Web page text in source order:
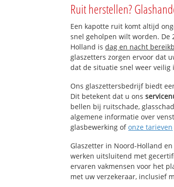
Ruit herstellen?
Een kapotte ruit komt altijd
snel geholpen wilt worden. De
Holland isdag en nacht
glaszetters zorgen ervoor dat
dat de situatie snel weer veilig
Ons glaszettersbedrijf biedt
Dit betekent dat u ons
bellen bij ruitschade,
algemene informatie over
glasbewerking ofonze tarieven
Glaszetter in Noord-Holland
werken uitsluitend met
ervaren vakmensen voor het
met uw verzekeraar, inclusief